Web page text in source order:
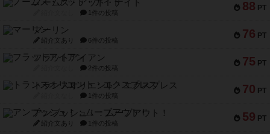
88 PT
ノームズ・アット・ナイト
1件の投稿
76 PT
マーリン
紹介文あり 6件の投稿
75 PT
フラットアイアン
2件の投稿
70 PT
トランスオリエント・エクスプレス
1件の投稿
59 PT
アンブッシュ！：ムーブアウト！
紹介文あり 1件の投稿